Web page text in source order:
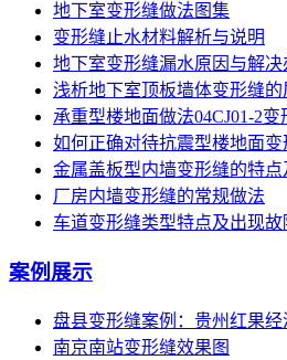
地下室变形缝做法图集
变形缝止水材料解析与说明
地下室变形缝漏水原因与解决
浅析地下室顶板墙体变形缝
承重型楼地面做法04CJ01-2变
如何正确对待抗震型楼地面变
金属盖板型内墙变形缝的特点
厂房内墙变形缝的常规做法
车道变形缝类型特点及出现
案例展示
盘县变形缝案例：贵州红果
南京南站变形缝效果图